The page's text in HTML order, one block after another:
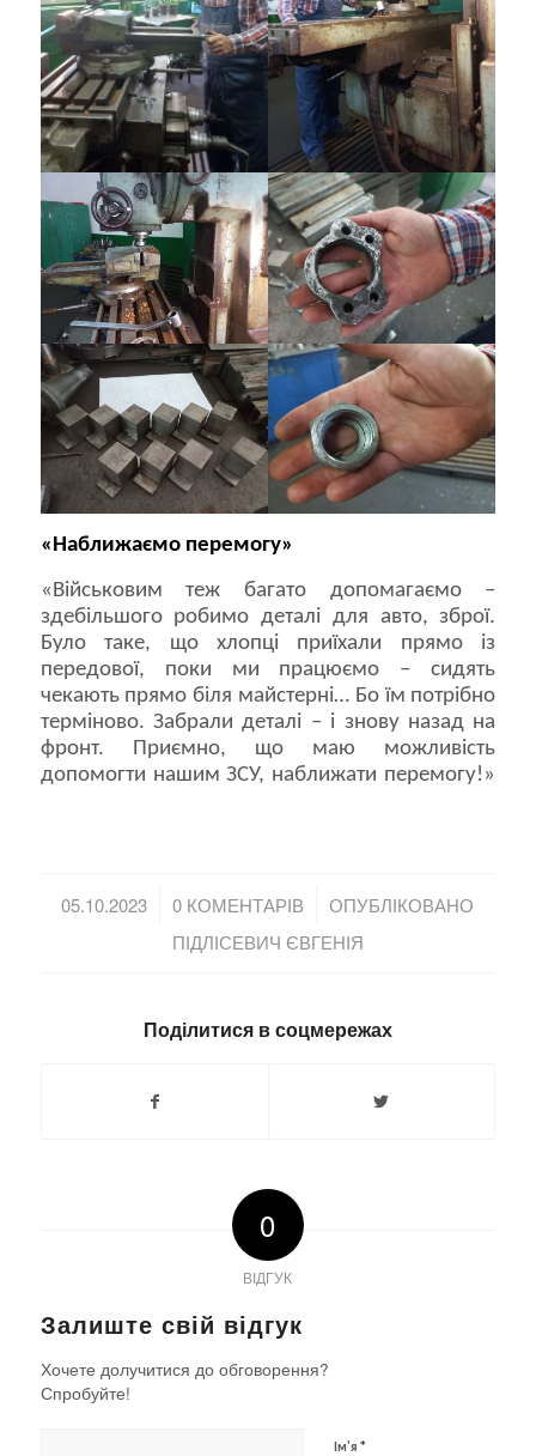
«Наближаємо перемогу»
«Військовим теж багато допомагаємо –
здебільшого робимо деталі для авто, зброї.
Було таке, що хлопці приїхали прямо із
передової, поки ми працюємо – сидять
чекають прямо біля майстерні… Бо їм потрібно
терміново. Забрали деталі – і знову назад на
фронт. Приємно, що маю можливість
допомогти нашим ЗСУ, наближати перемогу!»
05.10.2023
/ 0 КОМЕНТАРІВ
/
ОПУБЛІКОВАНО
ПІДЛІСЕВИЧ ЄВГЕНІЯ
Поділитися в соцмережах
0
ВІДГУК
Залиште свій відгук
Хочете долучитися до обговорення?
Спробуйте!
Ім'я *